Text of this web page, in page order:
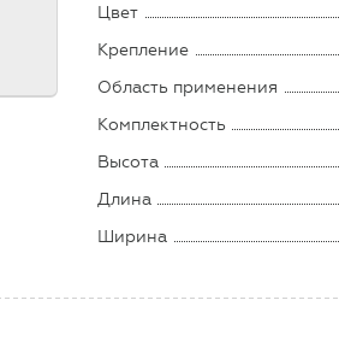
Цвет
Крепление
Область применения
Комплектность
Высота
Длина
Ширина